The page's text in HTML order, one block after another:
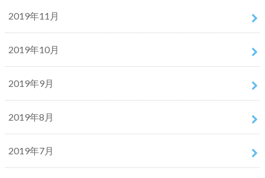
2019年11月
2019年10月
2019年9月
2019年8月
2019年7月